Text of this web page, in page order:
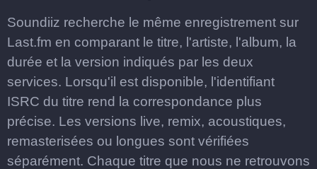
Soundiiz recherche le même enregistrement sur
Last.fm en comparant le titre, l'artiste, l'album, la
durée et la version indiqués par les deux
services. Lorsqu'il est disponible, l'identifiant
ISRC du titre rend la correspondance plus
précise. Les versions live, remix, acoustiques,
remasterisées ou longues sont vérifiées
séparément. Chaque titre que nous ne retrouvons